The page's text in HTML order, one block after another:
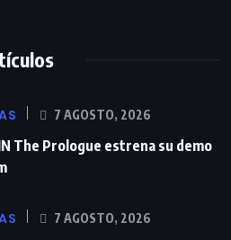
7 AGOSTO, 2026
The Prologue estrena su demo
7 AGOSTO, 2026